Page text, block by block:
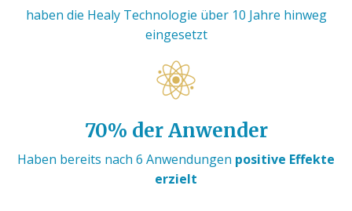
haben die Healy Technologie über 10 Jahre hinweg
eingesetzt
70% der Anwender
Haben bereits nach 6 Anwendungen positive Effekte
erzielt